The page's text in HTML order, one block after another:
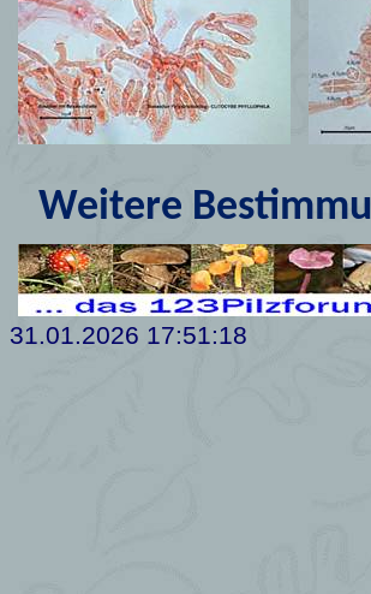
Weitere
31.01.2026 17:51:18